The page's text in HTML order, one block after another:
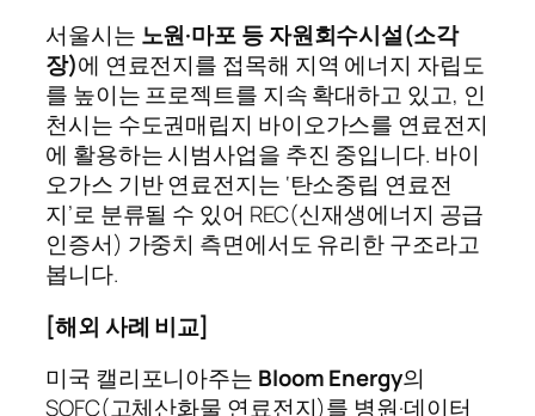
서울시는 노원·마포 등 자원회수시설(소각
장)에 연료전지를 접목해 지역 에너지 자립도
를 높이는 프로젝트를 지속 확대하고 있고, 인
천시는 수도권매립지 바이오가스를 연료전지
에 활용하는 시범사업을 추진 중입니다. 바이
오가스 기반 연료전지는 ‘탄소중립 연료전
지’로 분류될 수 있어 REC(신재생에너지 공급
인증서) 가중치 측면에서도 유리한 구조라고
봅니다.
[해외 사례 비교]
미국 캘리포니아주는 Bloom Energy의
SOFC(고체산화물 연료전지)를 병원·데이터